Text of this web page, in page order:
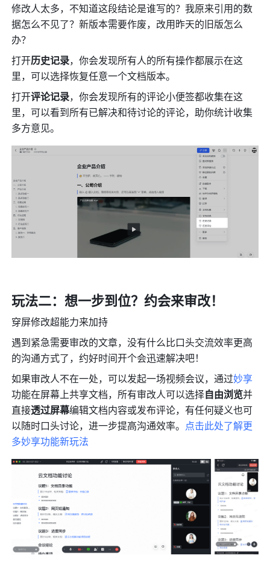
修改人太多，不知道这段结论是谁写的？我原来引用的数
据怎么不见了？新版本需要作废，改用昨天的旧版怎么
办？
打开历史记录，你会发现所有人的所有操作都展示在这
里，可以选择恢复任意一个文档版本。
打开评论记录，你会发现所有的评论小便签都收集在这
里，可以看到所有已解决和待讨论的评论，助你统计收集
多方意见。
玩法二：想一步到位？约会来审改！
穿屏修改超能力来加持
遇到紧急需要审改的文章，没有什么比口头交流效率更高
的沟通方式了，约好时间开个会迅速解决吧！
如果审改人不在一处，可以发起一场视频会议，通过妙享
功能在屏幕上共享文档，所有审改人可以选择自由浏览并
直接透过屏幕编辑文档内容或发布评论，有任何疑义也可
以随时口头讨论，进一步提高沟通效率。 点击此处了解更
多妙享功能新玩法